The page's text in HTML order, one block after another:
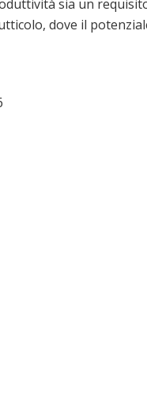
sia un
dove il